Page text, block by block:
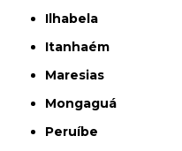
Ilhabela
Itanhaém
Maresias
Mongaguá
Peruíbe